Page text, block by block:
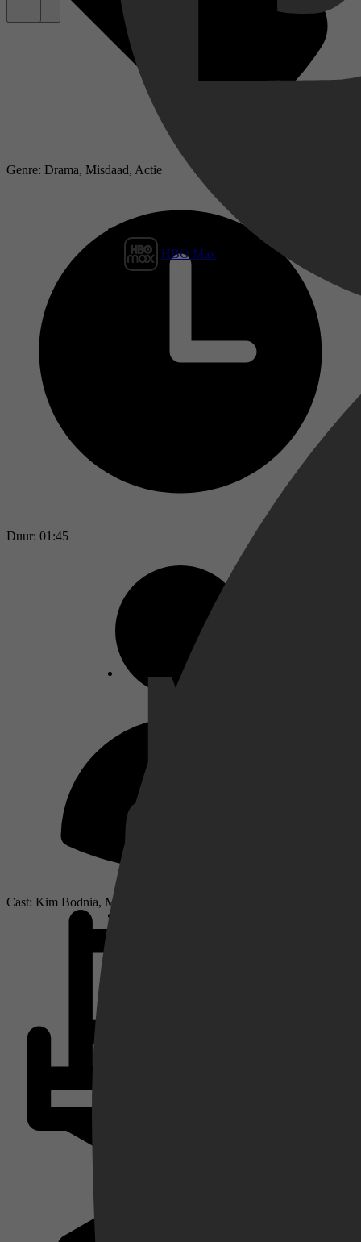
HBO Max
Genre: Drama, Misdaad, Actie
Duur: 01:45
Cast: Kim Bodnia, Mads Mikkelsen, Laura Drasbæk